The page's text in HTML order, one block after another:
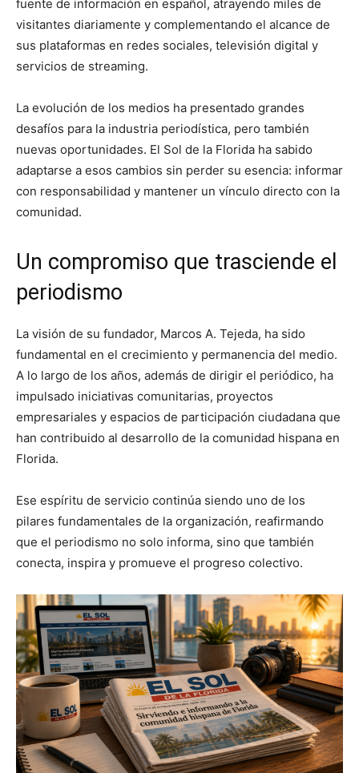
fuente de información en español, atrayendo miles de
visitantes diariamente y complementando el alcance de
sus plataformas en redes sociales, televisión digital y
servicios de streaming.
La evolución de los medios ha presentado grandes
desafíos para la industria periodística, pero también
nuevas oportunidades. El Sol de la Florida ha sabido
adaptarse a esos cambios sin perder su esencia: informar
con responsabilidad y mantener un vínculo directo con la
comunidad.
Un compromiso que trasciende el
periodismo
La visión de su fundador, Marcos A. Tejeda, ha sido
fundamental en el crecimiento y permanencia del medio.
A lo largo de los años, además de dirigir el periódico, ha
impulsado iniciativas comunitarias, proyectos
empresariales y espacios de participación ciudadana que
han contribuido al desarrollo de la comunidad hispana en
Florida.
Ese espíritu de servicio continúa siendo uno de los
pilares fundamentales de la organización, reafirmando
que el periodismo no solo informa, sino que también
conecta, inspira y promueve el progreso colectivo.